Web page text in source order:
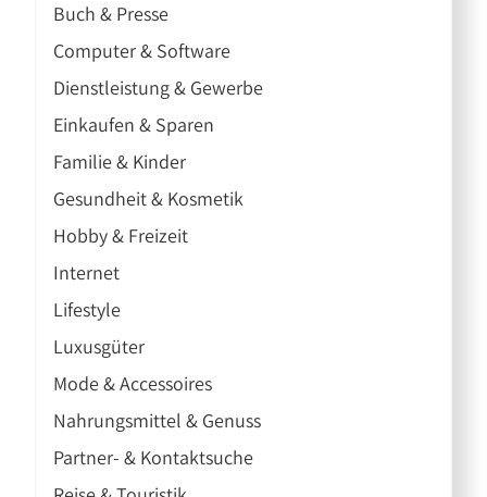
Buch & Presse
Computer & Software
Dienstleistung & Gewerbe
Einkaufen & Sparen
Familie & Kinder
Gesundheit & Kosmetik
Hobby & Freizeit
Internet
Lifestyle
Luxusgüter
Mode & Accessoires
Nahrungsmittel & Genuss
Partner- & Kontaktsuche